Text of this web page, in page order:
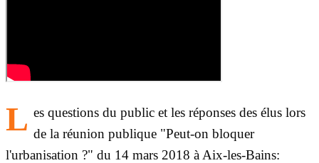
L es questions du public et les réponses des élus lors
de la réunion publique "Peut-on bloquer
l'urbanisation ?" du 14 mars 2018 à Aix-les-Bains: